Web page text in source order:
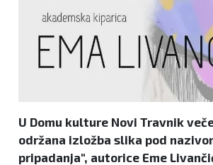
U Domu kulture Novi Travnik
održana izložba slika pod
pripadanja", autorice Eme